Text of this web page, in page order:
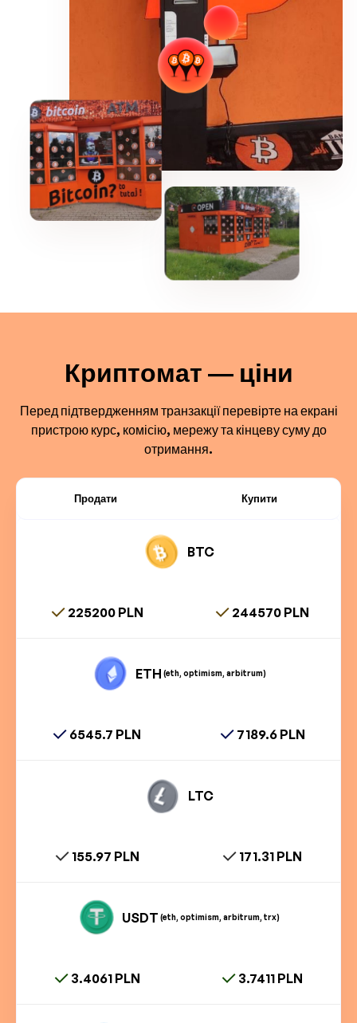
Криптомат — ціни
Перед підтвердженням транзакції перевірте на екрані
пристрою курс, комісію, мережу та кінцеву суму до
отримання.
Продати Купити
BTC
225200 PLN 244570 PLN
ETH (eth, optimism, arbitrum)
6545.7 PLN 7189.6 PLN
LTC
155.97 PLN 171.31 PLN
USDT (eth, optimism, arbitrum, trx)
3.4061 PLN 3.7411 PLN